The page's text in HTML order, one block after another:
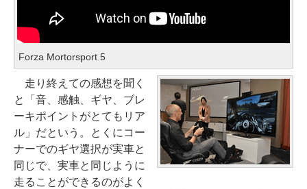
Forza Mortorsport 5
走り終えての感想を聞く
と「音、感触、ギヤ、ブレ
ーキポイントがとてもリア
ル」だという。とくにコー
ナーでのギヤ選択が実車と
同じで、実車と同じように
走ることができるのがよく